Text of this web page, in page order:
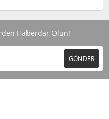
Haberdar Olun!
GÖNDER